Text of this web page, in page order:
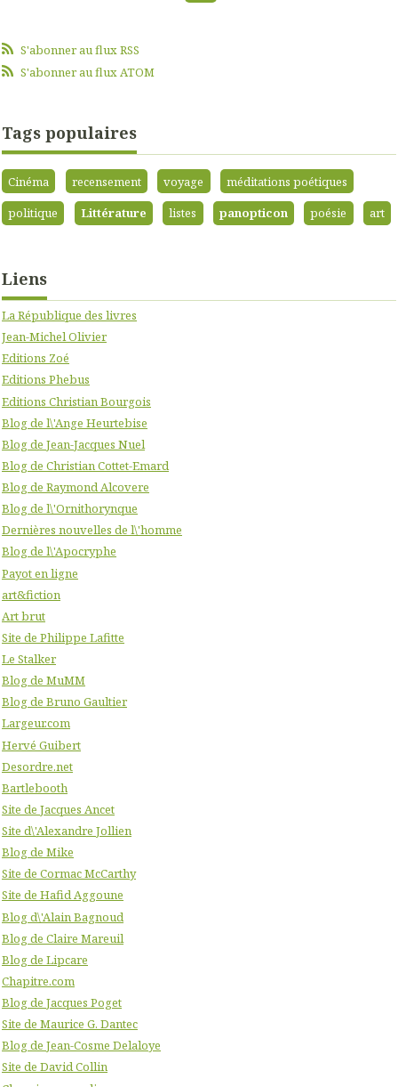
S'abonner au flux RSS
S'abonner au flux ATOM
Tags populaires
Cinéma recensement voyage
méditations poétiques
politique
Littérature listes panopticon poésie art
Liens
La République des livres
Jean-Michel Olivier
Editions Zoé
Editions Phebus
Editions Christian Bourgois
Blog de l\'Ange Heurtebise
Blog de Jean-Jacques Nuel
Blog de Christian Cottet-Emard
Blog de Raymond Alcovere
Blog de l\'Ornithorynque
Dernières nouvelles de l\'homme
Blog de l\'Apocryphe
Payot en ligne
art&fiction
Art brut
Site de Philippe Lafitte
Le Stalker
Blog de MuMM
Blog de Bruno Gaultier
Largeur.com
Hervé Guibert
Desordre.net
Bartlebooth
Site de Jacques Ancet
Site d\'Alexandre Jollien
Blog de Mike
Site de Cormac McCarthy
Site de Hafid Aggoune
Blog d\'Alain Bagnoud
Blog de Claire Mareuil
Blog de Lipcare
Chapitre.com
Blog de Jacques Poget
Site de Maurice G. Dantec
Blog de Jean-Cosme Delaloye
Site de David Collin